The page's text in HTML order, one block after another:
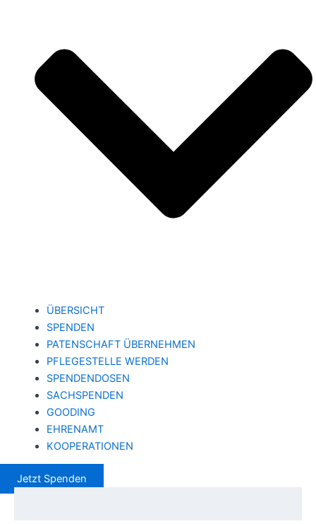
ÜBERSICHT
SPENDEN
PATENSCHAFT ÜBERNEHMEN
PFLEGESTELLE WERDEN
SPENDENDOSEN
SACHSPENDEN
GOODING
EHRENAMT
KOOPERATIONEN
Jetzt Spenden